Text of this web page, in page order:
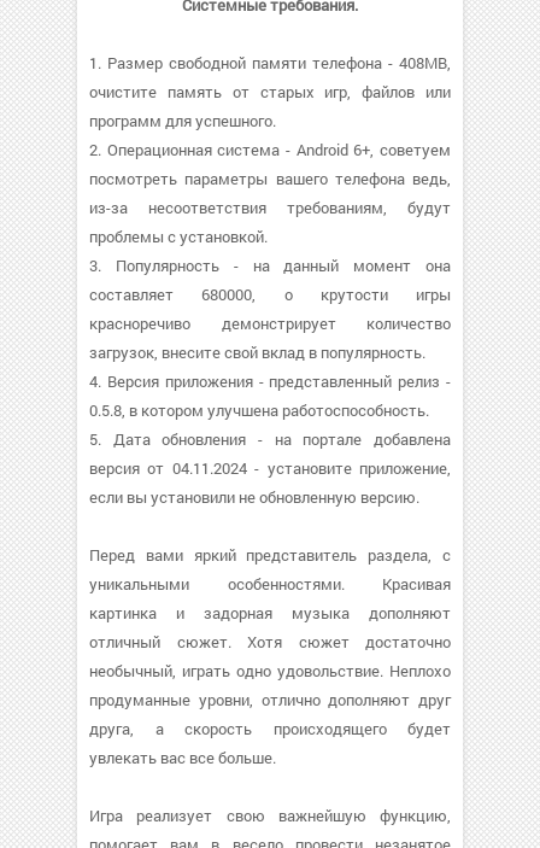
Системные требования.
1. Размер свободной памяти телефона - 408MB,
очистите память от старых игр, файлов или
программ для успешного.
2. Операционная система - Android 6+, советуем
посмотреть параметры вашего телефона ведь,
из-за несоответствия требованиям, будут
проблемы с установкой.
3. Популярность - на данный момент она
составляет 680000, о крутости игры
красноречиво демонстрирует количество
загрузок, внесите свой вклад в популярность.
4. Версия приложения - представленный релиз -
0.5.8, в котором улучшена работоспособность.
5. Дата обновления - на портале добавлена
версия от 04.11.2024 - установите приложение,
если вы установили не обновленную версию.
Перед вами яркий представитель раздела, с
уникальными особенностями. Красивая
картинка и задорная музыка дополняют
отличный сюжет. Хотя сюжет достаточно
необычный, играть одно удовольствие. Неплохо
продуманные уровни, отлично дополняют друг
друга, а скорость происходящего будет
увлекать вас все больше.
Игра реализует свою важнейшую функцию,